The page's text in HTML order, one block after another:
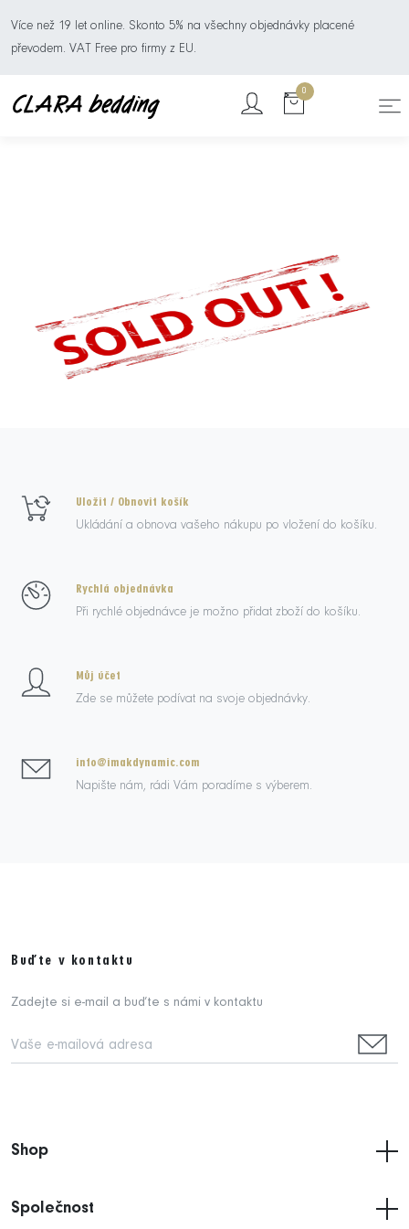
Více než 19 let online. Skonto 5% na všechny objednávky placené
převodem. VAT Free pro firmy z EU.
0
Uložit / Obnovit košík
Ukládání a obnova vašeho nákupu po vložení do košíku.
Rychlá objednávka
Při rychlé objednávce je možno přidat zboží do košíku.
Můj účet
Zde se můžete podívat na svoje objednávky.
info@imakdynamic.com
Napište nám, rádi Vám poradíme s výberem.
Buďte v kontaktu
Zadejte si e-mail a buďte s námi v kontaktu
Shop
Společnost